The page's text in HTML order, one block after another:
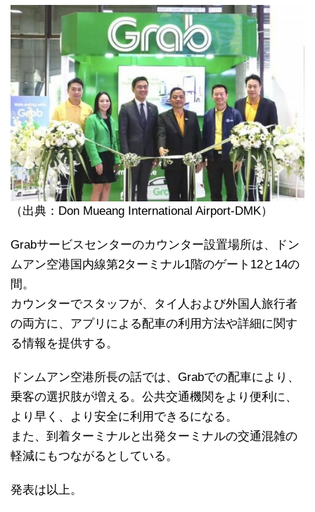
（出典：Don Mueang International Airport-DMK）
Grabサービスセンターのカウンター設置場所は、ドン
ムアン空港国内線第2ターミナル1階のゲート12と14の
間。
カウンターでスタッフが、タイ人および外国人旅行者
の両方に、アプリによる配車の利用方法や詳細に関す
る情報を提供する。
ドンムアン空港所長の話では、Grabでの配車により、
乗客の選択肢が増える。公共交通機関をより便利に、
より早く、より安全に利用できるになる。
また、到着ターミナルと出発ターミナルの交通混雑の
軽減にもつながるとしている。
発表は以上。